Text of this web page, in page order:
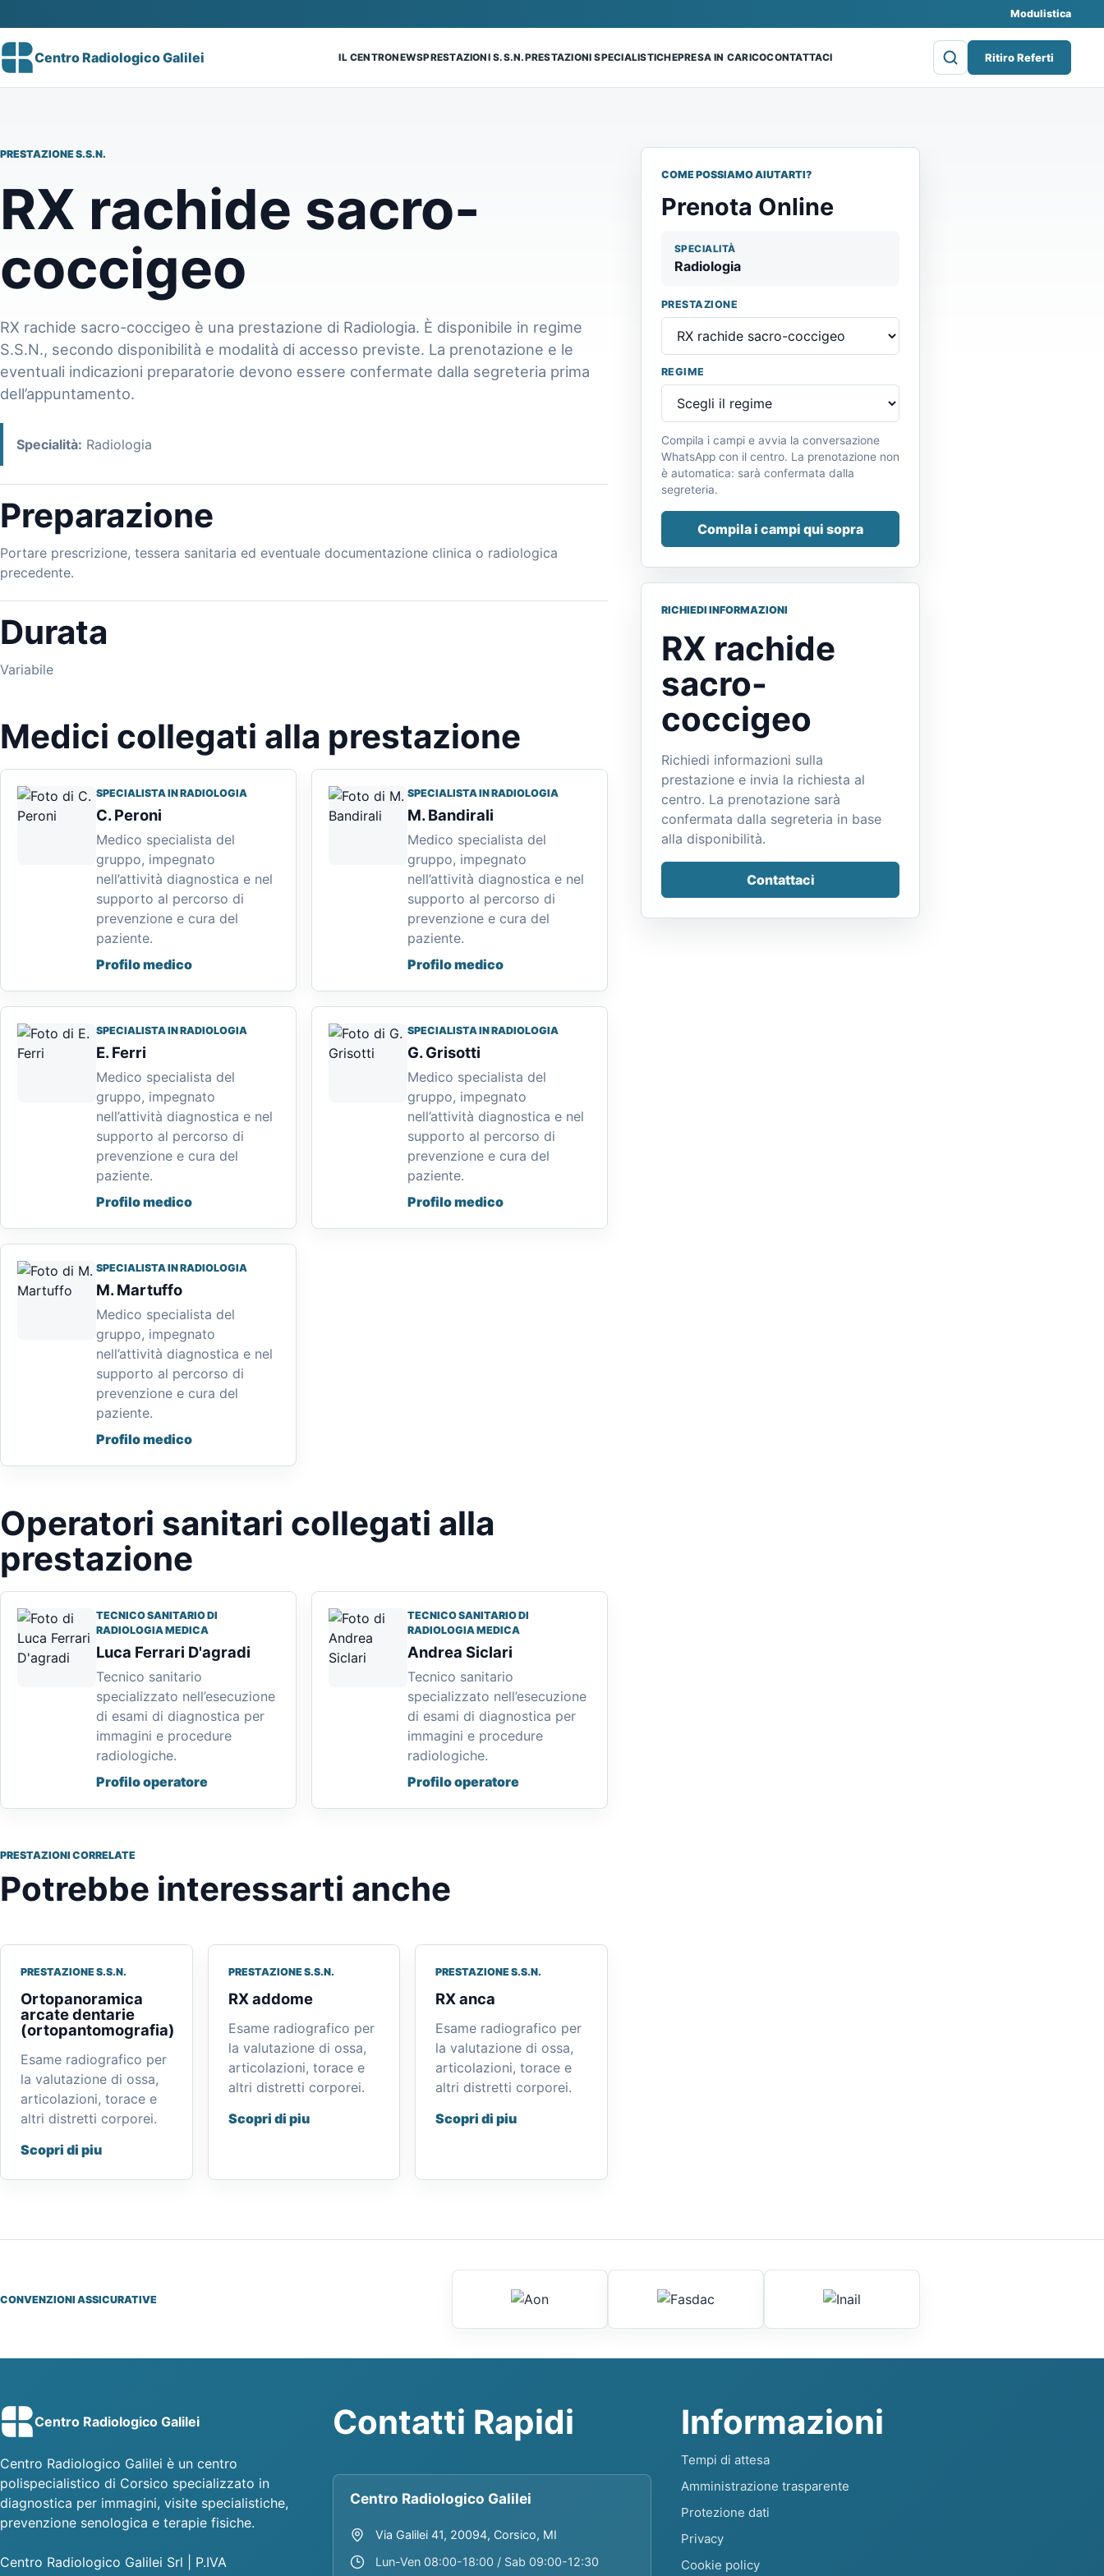
Modulistica
Centro Radiologico Galilei IL CENTRONEWSPRESTAZIONI S.S.N.PRESTAZIONI SPECIALISTICHEPRESA IN CARICOCONTATTACI Ritiro Referti
PRESTAZIONE S.S.N.
RX rachide sacro-
coccigeo
RX rachide sacro-coccigeo è una prestazione di Radiologia. È disponibile in regime
S.S.N., secondo disponibilità e modalità di accesso previste. La prenotazione e le
eventuali indicazioni preparatorie devono essere confermate dalla segreteria prima
dell’appuntamento.
Specialità: Radiologia
Preparazione
Portare prescrizione, tessera sanitaria ed eventuale documentazione clinica o radiologica
precedente.
Durata
Variabile
Medici collegati alla prestazione
SPECIALISTA IN RADIOLOGIA
C. Peroni
Medico specialista del
gruppo, impegnato
nell’attività diagnostica e nel
supporto al percorso di
prevenzione e cura del
paziente.
Profilo medico
SPECIALISTA IN RADIOLOGIA
M. Bandirali
Medico specialista del
gruppo, impegnato
nell’attività diagnostica e nel
supporto al percorso di
prevenzione e cura del
paziente.
Profilo medico
SPECIALISTA IN RADIOLOGIA
E. Ferri
Medico specialista del
gruppo, impegnato
nell’attività diagnostica e nel
supporto al percorso di
prevenzione e cura del
paziente.
Profilo medico
SPECIALISTA IN RADIOLOGIA
G. Grisotti
Medico specialista del
gruppo, impegnato
nell’attività diagnostica e nel
supporto al percorso di
prevenzione e cura del
paziente.
Profilo medico
SPECIALISTA IN RADIOLOGIA
M. Martuffo
Medico specialista del
gruppo, impegnato
nell’attività diagnostica e nel
supporto al percorso di
prevenzione e cura del
paziente.
Profilo medico
Operatori sanitari collegati alla
prestazione
TECNICO SANITARIO DI
RADIOLOGIA MEDICA
Luca Ferrari D'agradi
Tecnico sanitario
specializzato nell’esecuzione
di esami di diagnostica per
immagini e procedure
radiologiche.
Profilo operatore
TECNICO SANITARIO DI
RADIOLOGIA MEDICA
Andrea Siclari
Tecnico sanitario
specializzato nell’esecuzione
di esami di diagnostica per
immagini e procedure
radiologiche.
Profilo operatore
PRESTAZIONI CORRELATE
Potrebbe interessarti anche
PRESTAZIONE S.S.N.
Ortopanoramica
arcate dentarie
(ortopantomografia)
Esame radiografico per
la valutazione di ossa,
articolazioni, torace e
altri distretti corporei.
Scopri di piu
PRESTAZIONE S.S.N.
RX addome
Esame radiografico per
la valutazione di ossa,
articolazioni, torace e
altri distretti corporei.
Scopri di piu
PRESTAZIONE S.S.N.
RX anca
Esame radiografico per
la valutazione di ossa,
articolazioni, torace e
altri distretti corporei.
Scopri di piu
COME POSSIAMO AIUTARTI?
Prenota Online
SPECIALITÀ
Radiologia
PRESTAZIONE
REGIME
Compila i campi e avvia la conversazione
WhatsApp con il centro. La prenotazione non
è automatica: sarà confermata dalla
segreteria.
Compila i campi qui sopra
RICHIEDI INFORMAZIONI
RX rachide
sacro-
coccigeo
Richiedi informazioni sulla
prestazione e invia la richiesta al
centro. La prenotazione sarà
confermata dalla segreteria in base
alla disponibilità.
Contattaci
CONVENZIONI ASSICURATIVE
Centro Radiologico Galilei
Centro Radiologico Galilei è un centro
polispecialistico di Corsico specializzato in
diagnostica per immagini, visite specialistiche,
prevenzione senologica e terapie fisiche.
Centro Radiologico Galilei Srl | P.IVA
Contatti Rapidi
Centro Radiologico Galilei
Via Galilei 41, 20094, Corsico, MI
Lun-Ven 08:00-18:00 / Sab 09:00-12:30
Informazioni
Tempi di attesa
Amministrazione trasparente
Protezione dati
Privacy
Cookie policy